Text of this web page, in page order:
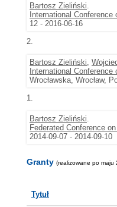
Bartosz Zieliński.
International
12 - 2016-06-16
2.
Bartosz Zieliński,
International
Wrocławska, Wrocław,
1.
Bartosz Zieliński.
Federated Conference
2014-09-07 - 2014-09-10
Granty (realizowane po maju
Tytuł